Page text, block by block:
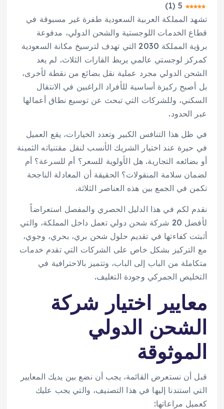
5
(
1
)
تشهد المملكة العربية السعودية طفرة غير مسبوقة في
قطاع الخدمات اللوجستية والشحن الدولي، مدفوعة
برؤية المملكة 2030 التي تهدف لترسيخ مكانة السعودية
كمركز لوجستي عالمي يربط القارات الثلاث. لم يعد
الشحن الدولي مجرد عملية نقل بضائع من نقطة لأخرى،
بل أصبح ركيزة أساسية للأفراد الراغبين في الانتقال
السكني، وللشركات التي تبحث عن توسيع نطاق أعمالها
عبر الحدود.
في ظل هذا التنافس الكبير وتعدد الخيارات، يقع العميل
في حيرة عند اختيار الشريك الأنسب لنقل مقتنياته الثمينة
أو بضائعه التجارية. هل الأولوية للسعر؟ أم للسرعة؟ أم
لضمان سلامة المنقولات؟ الحقيقة أن المعادلة الناجحة
تكمن في الجمع بين هذه العناصر الثلاثة.
نقدم لكم في هذا الدليل الحصري والمفصل استعراضاً
لأفضل 20 شركة شحن دولي تعمل داخل المملكة، والتي
أثبتت كفاءتها في تقديم حلول شحن بري، بحري، وجوي،
مع التركيز بشكل خاص على الشركات التي تقدم خدمات
متكاملة من الباب إلى الباب، وتتميز بالاحترافية في
التخليص الجمركي وجودة التغليف.
معايير اختيار شركة
الشحن الدولي
الموثوقة
قبل أن نستعرض القائمة، يجب أن نضع بين يديك المعايير
التي استندنا إليها في هذا التصنيف، والتي يجب عليك
كعميل مراعاتها: